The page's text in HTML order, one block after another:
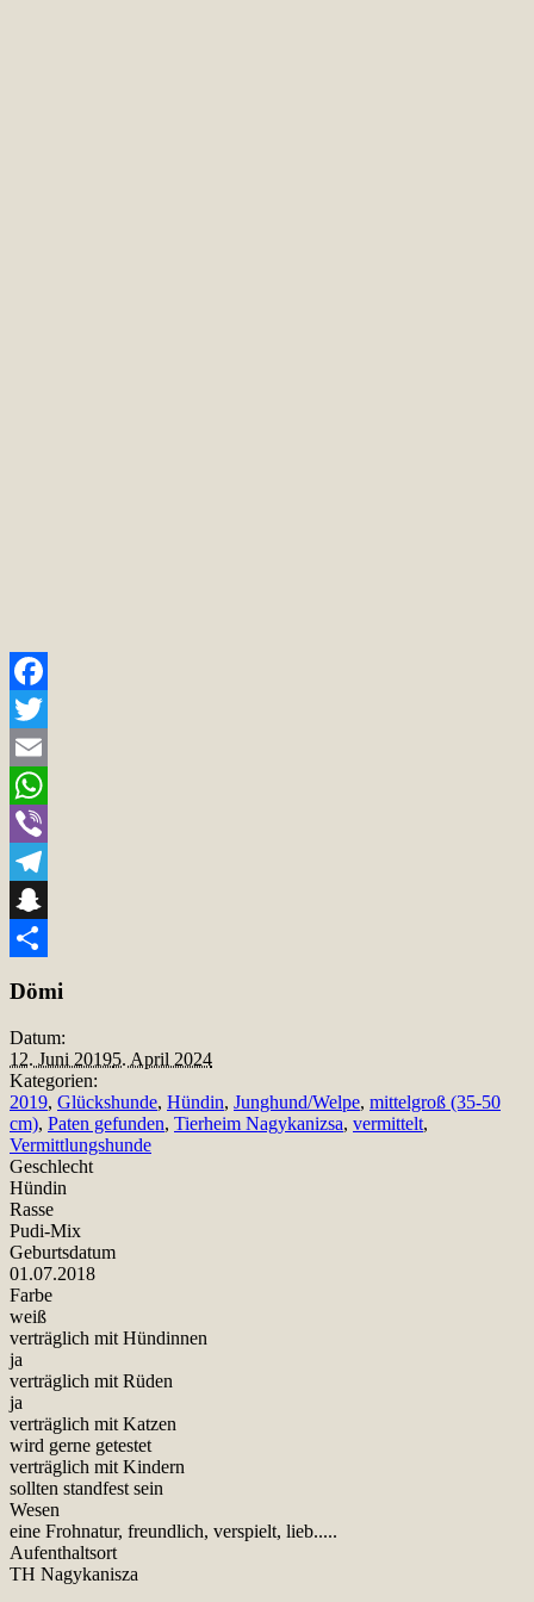
Facebook
Twitter
Email
WhatsApp
Viber
Telegram
Snapchat
Dömi
Datum:
12. Juni 20195. April 2024
Kategorien:
2019, Glückshunde, Hündin, Junghund/Welpe, mittelgroß (35-50
cm), Paten gefunden, Tierheim Nagykanizsa, vermittelt,
Vermittlungshunde
Geschlecht
Hündin
Rasse
Pudi-Mix
Geburtsdatum
01.07.2018
Farbe
weiß
verträglich mit Hündinnen
ja
verträglich mit Rüden
ja
verträglich mit Katzen
wird gerne getestet
verträglich mit Kindern
sollten standfest sein
Wesen
eine Frohnatur, freundlich, verspielt, lieb.....
Aufenthaltsort
TH Nagykanisza